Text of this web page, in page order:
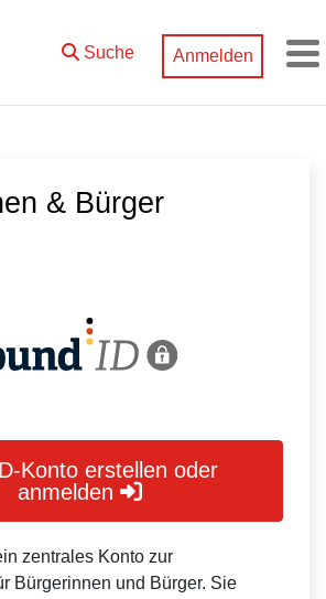
Suche Anmelden
& Bürger
Konto erstellen oder
anmelden
zentrales Konto zur
Bürgerinnen und Bürger. Sie